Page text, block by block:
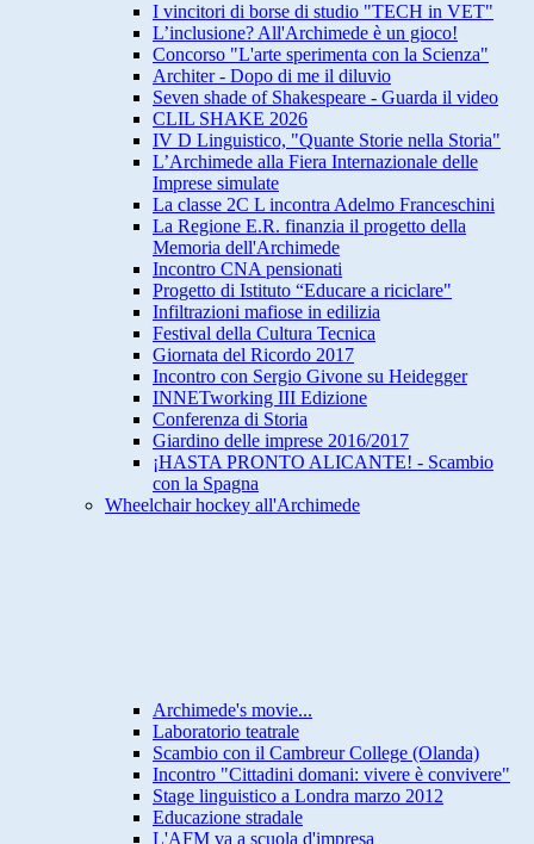
I vincitori di borse di studio "TECH in VET"
L’inclusione? All'Archimede è un gioco!
Concorso "L'arte sperimenta con la Scienza"
Architer - Dopo di me il diluvio
Seven shade of Shakespeare - Guarda il video
CLIL SHAKE 2026
IV D Linguistico, "Quante Storie nella Storia"
L’Archimede alla Fiera Internazionale delle
Imprese simulate
La classe 2C L incontra Adelmo Franceschini
La Regione E.R. finanzia il progetto della
Memoria dell'Archimede
Incontro CNA pensionati
Progetto di Istituto “Educare a riciclare"
Infiltrazioni mafiose in edilizia
Festival della Cultura Tecnica
Giornata del Ricordo 2017
Incontro con Sergio Givone su Heidegger
INNETworking III Edizione
Conferenza di Storia
Giardino delle imprese 2016/2017
¡HASTA PRONTO ALICANTE! - Scambio
con la Spagna
Wheelchair hockey all'Archimede
Archimede's movie...
Laboratorio teatrale
Scambio con il Cambreur College (Olanda)
Incontro "Cittadini domani: vivere è convivere"
Stage linguistico a Londra marzo 2012
Educazione stradale
L'AFM va a scuola d'impresa